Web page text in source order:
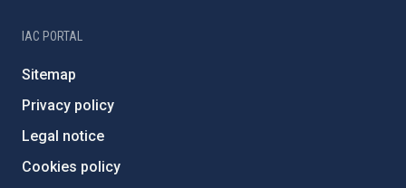
IAC PORTAL
Sitemap
Privacy policy
Legal notice
Cookies policy